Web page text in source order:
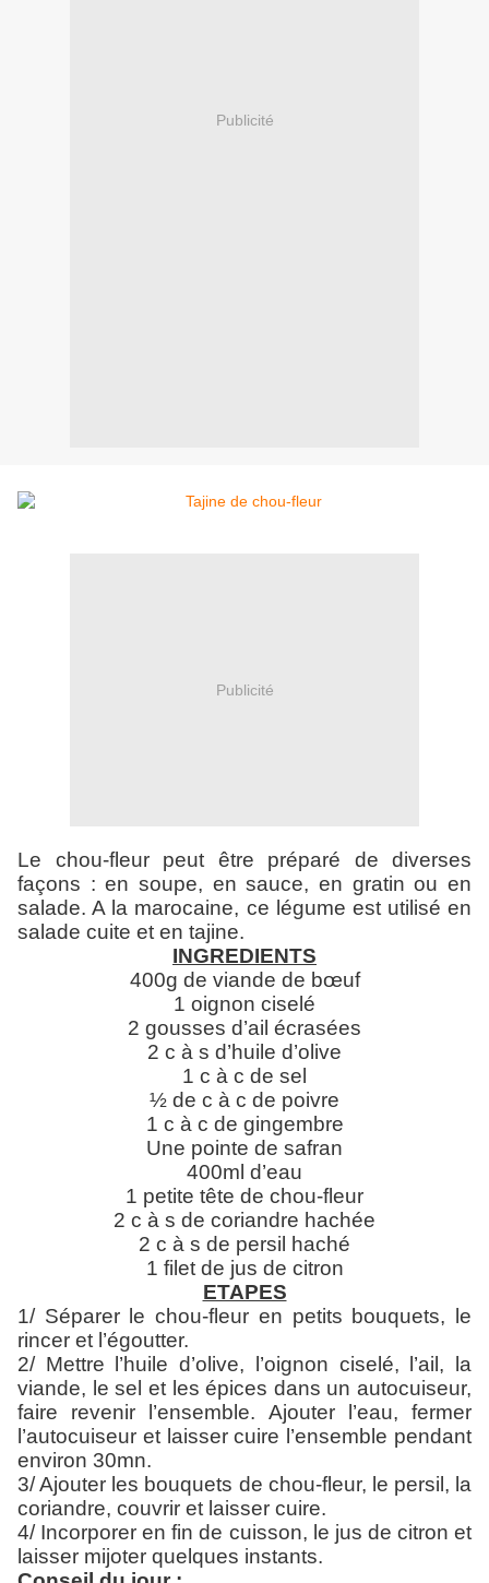
Publicité
Publicité
Le chou-fleur peut être préparé de diverses
façons : en soupe, en sauce, en gratin ou en
salade. A la marocaine, ce légume est utilisé en
salade cuite et en tajine.
INGREDIENTS
400g de viande de bœuf
1 oignon ciselé
2 gousses d’ail écrasées
2 c à s d’huile d’olive
1 c à c de sel
½ de c à c de poivre
1 c à c de gingembre
Une pointe de safran
400ml d’eau
1 petite tête de chou-fleur
2 c à s de coriandre hachée
2 c à s de persil haché
1 filet de jus de citron
ETAPES
1/ Séparer le chou-fleur en petits bouquets, le
rincer et l’égoutter.
2/ Mettre l’huile d’olive, l’oignon ciselé, l’ail, la
viande, le sel et les épices dans un autocuiseur,
faire revenir l’ensemble. Ajouter l’eau, fermer
l’autocuiseur et laisser cuire l’ensemble pendant
environ 30mn.
3/ Ajouter les bouquets de chou-fleur, le persil, la
coriandre, couvrir et laisser cuire.
4/ Incorporer en fin de cuisson, le jus de citron et
laisser mijoter quelques instants.